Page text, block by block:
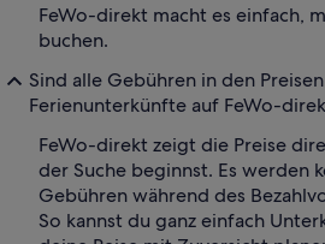
FeWo-direkt macht es einfach,
buchen.
Sind alle Gebühren in den
Ferienunterkünfte auf FeWo-
FeWo-direkt zeigt die Preise
der Suche beginnst. Es werden
Gebühren während des
So kannst du ganz einfach